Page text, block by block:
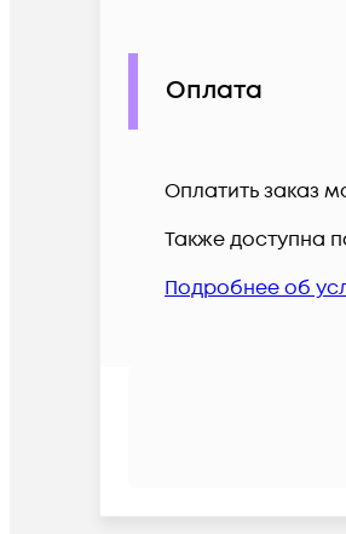
Оплата
Оплатить заказ
Также доступна
Подробнее об